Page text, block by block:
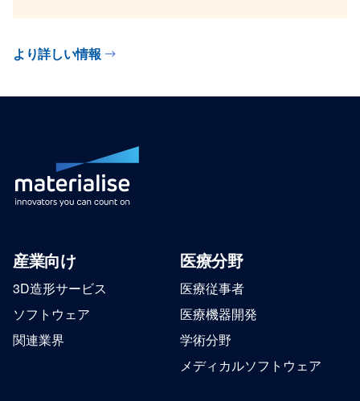
より詳しい情報
産業向け
3D造形サービス
ソフトウェア
関連業界
医療分野
医療従事者
医療機器開発
学術分野
メディカルソフトウェア